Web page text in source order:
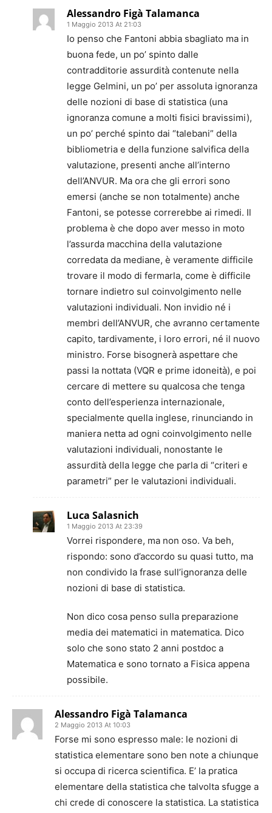
Alessandro Figà Talamanca
1 Maggio 2013 At 21:03
Io penso che Fantoni abbia sbagliato ma in
buona fede, un po’ spinto dalle
contradditorie assurdità contenute nella
legge Gelmini, un po’ per assoluta ignoranza
delle nozioni di base di statistica (una
ignoranza comune a molti fisici bravissimi),
un po’ perché spinto dai “talebani” della
bibliometria e della funzione salvifica della
valutazione, presenti anche all’interno
dell’ANVUR. Ma ora che gli errori sono
emersi (anche se non totalmente) anche
Fantoni, se potesse correrebbe ai rimedi. Il
problema è che dopo aver messo in moto
l’assurda macchina della valutazione
corredata da mediane, è veramente difficile
trovare il modo di fermarla, come è difficile
tornare indietro sul coinvolgimento nelle
valutazioni individuali. Non invidio né i
membri dell’ANVUR, che avranno certamente
capito, tardivamente, i loro errori, né il nuovo
ministro. Forse bisognerà aspettare che
passi la nottata (VQR e prime idoneità), e poi
cercare di mettere su qualcosa che tenga
conto dell’esperienza internazionale,
specialmente quella inglese, rinunciando in
maniera netta ad ogni coinvolgimento nelle
valutazioni individuali, nonostante le
assurdità della legge che parla di “criteri e
parametri” per le valutazioni individuali.
Luca Salasnich
1 Maggio 2013 At 23:39
Vorrei rispondere, ma non oso. Va beh,
rispondo: sono d’accordo su quasi tutto, ma
non condivido la frase sull’ignoranza delle
nozioni di base di statistica.
Non dico cosa penso sulla preparazione
media dei matematici in matematica. Dico
solo che sono stato 2 anni postdoc a
Matematica e sono tornato a Fisica appena
possibile.
Alessandro Figà Talamanca
2 Maggio 2013 At 10:03
Forse mi sono espresso male: le nozioni di
statistica elementare sono ben note a chiunque
si occupa di ricerca scientifica. E’ la pratica
elementare della statistica che talvolta sfugge a
chi crede di conoscere la statistica. La statistica